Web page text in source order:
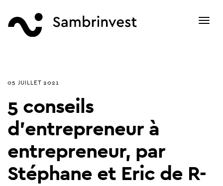
05 JUILLET 2021
5 conseils
d'entrepreneur à
entrepreneur, par
Stéphane et Eric de R-